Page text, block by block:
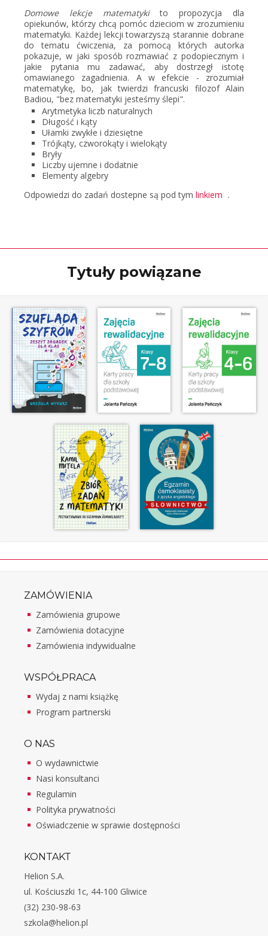
Domowe lekcje matematykito propozycja dla
opiekunów, którzy chcą pomóc dzieciom w zrozumieniu
matematyki. Każdej lekcji towarzyszą starannie dobrane
do tematu ćwiczenia, za pomocą których autorka
pokazuje, w jaki sposób rozmawiać z podopiecznym i
jakie pytania mu zadawać, aby dostrzegł istotę
omawianego zagadnienia. A w efekcie - zrozumiał
matematykę, bo, jak twierdzi francuski filozof Alain
Badiou, "bez matematyki jesteśmy ślepi".
Arytmetyka liczb naturalnych
Długość i kąty
Ułamki zwykłe i dziesiętne
Trójkąty, czworokąty i wielokąty
Bryły
Liczby ujemne i dodatnie
Elementy algebry
Odpowiedzi do zadań dostepne są pod tymlinkiem .
Tytuły powiązane
ZAMÓWIENIA
Zamówienia grupowe
Zamówienia dotacyjne
Zamówienia indywidualne
WSPÓŁPRACA
Wydaj z nami książkę
Program partnerski
O NAS
O wydawnictwie
Nasi konsultanci
Regulamin
Polityka prywatności
Oświadczenie w sprawie dostępności
KONTAKT
Helion S.A.
ul. Kościuszki 1c, 44-100 Gliwice
(32) 230-98-63
szkola@helion.pl